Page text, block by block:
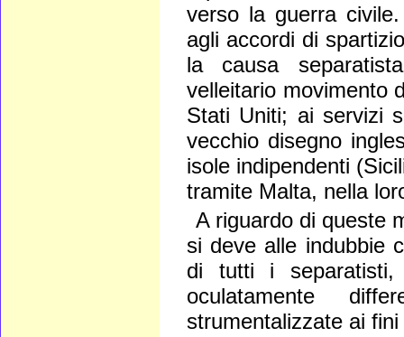
verso la guerra
agli accordi di
la causa
velleitario movimento
Stati Uniti; ai servizi
vecchio disegno
isole indipendenti
tramite Malta, nella
A riguardo di queste
si deve alle indubbie
di tutti i
oculatamente
strumentalizzate ai